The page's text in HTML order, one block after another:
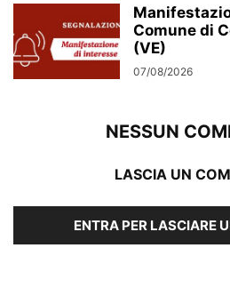
Comune di
(VE)
07/08/2026
NESSUN
LASCIA UN
ENTRA PER LASCIARE